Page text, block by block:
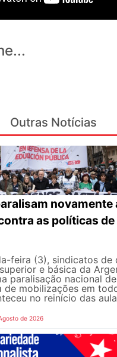
Outras Notícias
novamente
as políticas de
feira (3), sindicatos de
e básica da
paralisação nacional
de mobilizações em
no reinício das
de 2026